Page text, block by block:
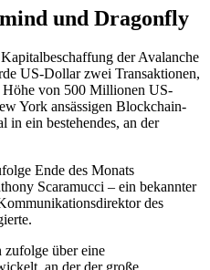
und Dragonfly
der Avalanche
US-Dollar zwei Transaktionen,
Höhe von 500 Millionen US-
York ansässigen Blockchain-
ein bestehendes, an der
Ende des Monats
Scaramucci – ein bekannter
des
über eine
an der der große